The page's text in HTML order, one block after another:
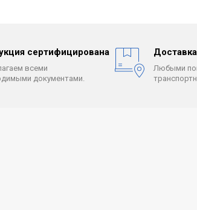
сертифицирована
всеми
документами.
Любыми